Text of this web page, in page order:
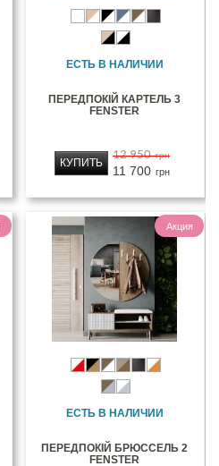
ЕСТЬ В НАЛИЧИИ
ПЕРЕДПОКІЙ КАРТЕЛЬ 3
FENSTER
12 950 грн
11 700 грн
КУПИТЬ
Акция
ЕСТЬ В НАЛИЧИИ
ПЕРЕДПОКІЙ БРЮССЕЛЬ 2
FENSTER